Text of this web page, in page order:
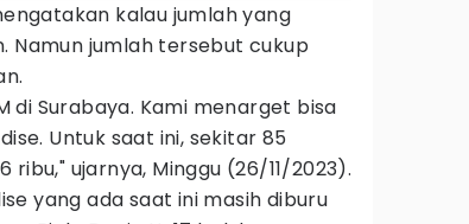
kalau jumlah yang
Namun jumlah tersebut cukup
di Surabaya. Kami menarget bisa
Untuk saat ini, sekitar 85
ujarnya, Minggu (26/11/2023).
yang ada saat ini masih diburu